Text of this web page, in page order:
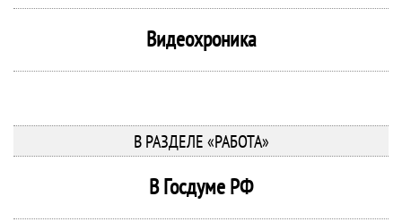
Видеохроника
В РАЗДЕЛЕ «РАБОТА»
В Госдуме РФ